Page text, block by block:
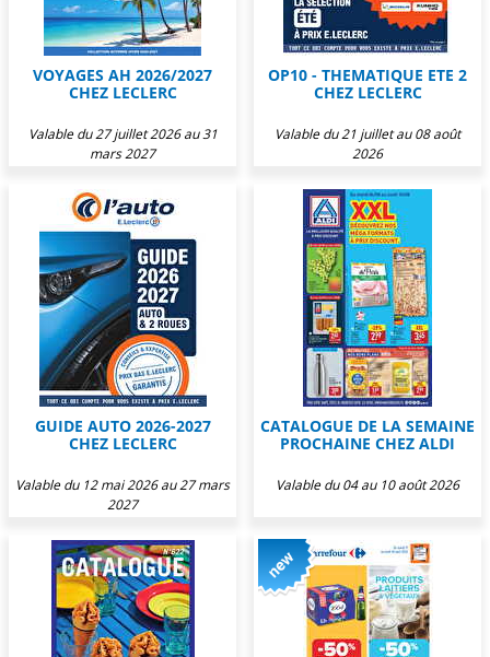
VOYAGES AH 2026/2027
CHEZ LECLERC
Valable du 27 juillet 2026 au 31
mars 2027
OP10 - THEMATIQUE ETE 2
CHEZ LECLERC
Valable du 21 juillet au 08 août
2026
GUIDE AUTO 2026-2027
CHEZ LECLERC
Valable du 12 mai 2026 au 27 mars
2027
CATALOGUE DE LA SEMAINE
PROCHAINE CHEZ ALDI
Valable du 04 au 10 août 2026